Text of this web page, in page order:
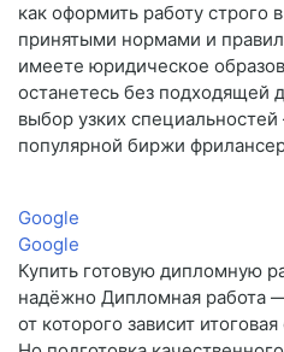
как оформить работу строго
принятыми нормами и
имеете юридическое
останетесь без подходящей
выбор узких
популярной биржи
Google
Google
Купить готовую дипломную
надёжно Дипломная работа
от которого зависит